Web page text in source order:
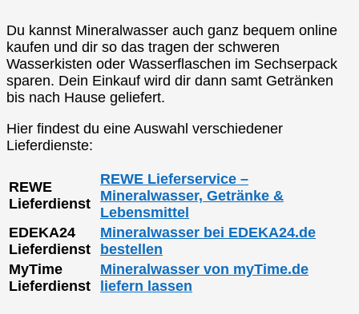
Du kannst Mineralwasser auch ganz bequem online
kaufen und dir so das tragen der schweren
Wasserkisten oder Wasserflaschen im Sechserpack
sparen. Dein Einkauf wird dir dann samt Getränken
bis nach Hause geliefert.
Hier findest du eine Auswahl verschiedener
Lieferdienste:
REWE
Lieferdienst
REWE Lieferservice –
Mineralwasser, Getränke &
Lebensmittel
EDEKA24
Lieferdienst
Mineralwasser bei EDEKA24.de
bestellen
MyTime
Lieferdienst
Mineralwasser von myTime.de
liefern lassen